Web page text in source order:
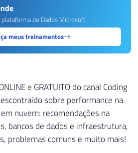
plataforma de Dados Microsoft
meus treinamentos
e GRATUITO do canal Coding
sobre performance na
nuvem: recomendações na
bancos de dados e infraestrutura,
problemas comuns e muito mais!